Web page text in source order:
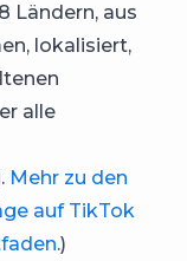
Ländern, aus
lokalisiert,
alle
Mehr zu den
auf TikTok
.)